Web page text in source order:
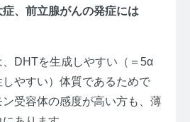
、前立腺がんの発症には
DHTを生成しやすい（＝5α
やすい）体質であるためで
受容体の感度が高い方も、薄